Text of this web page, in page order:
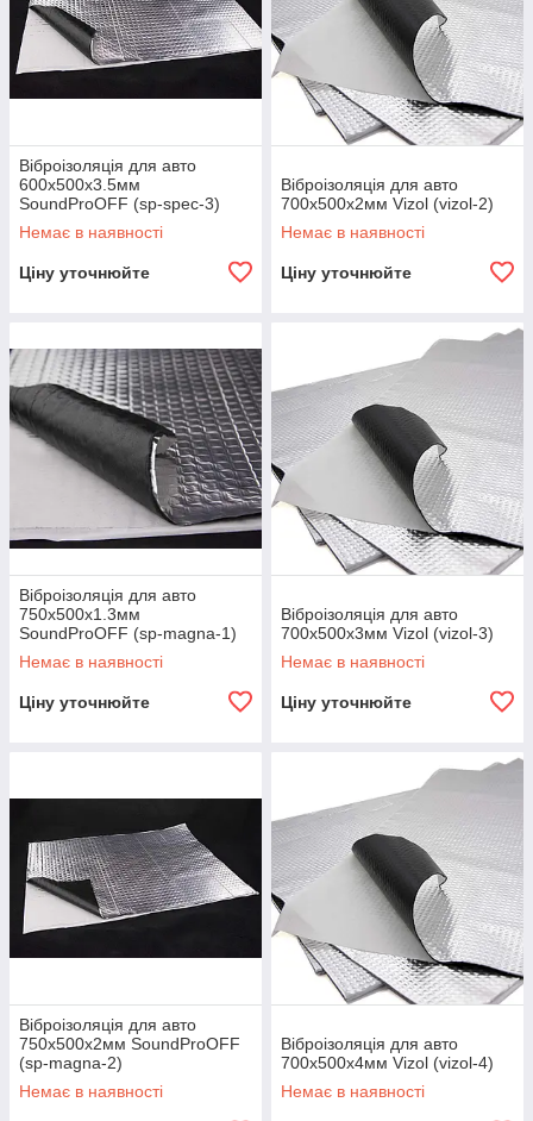
Віброізоляція для авто
600х500x3.5мм
SoundProOFF (sp-spec-3)
Немає в наявності
Ціну уточнюйте
Віброізоляція для авто
700х500х2мм Vizol (vizol-2)
Немає в наявності
Ціну уточнюйте
Віброізоляція для авто
750х500x1.3мм
SoundProOFF (sp-magna-1)
Немає в наявності
Ціну уточнюйте
Віброізоляція для авто
700х500х3мм Vizol (vizol-3)
Немає в наявності
Ціну уточнюйте
Віброізоляція для авто
750х500x2мм SoundProOFF
(sp-magna-2)
Немає в наявності
Віброізоляція для авто
700х500х4мм Vizol (vizol-4)
Немає в наявності